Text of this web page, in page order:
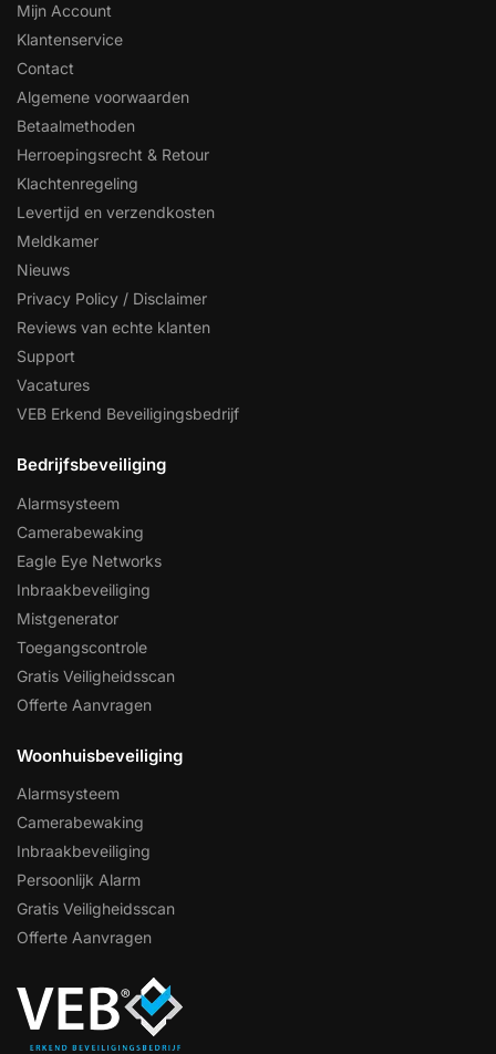
Mijn Account
Klantenservice
Contact
Algemene voorwaarden
Betaalmethoden
Herroepingsrecht & Retour
Klachtenregeling
Levertijd en verzendkosten
Meldkamer
Nieuws
Privacy Policy / Disclaimer
Reviews van echte klanten
Support
Vacatures
VEB Erkend Beveiligingsbedrijf
Bedrijfsbeveiliging
Alarmsysteem
Camerabewaking
Eagle Eye Networks
Inbraakbeveiliging
Mistgenerator
Toegangscontrole
Gratis Veiligheidsscan
Offerte Aanvragen
Woonhuisbeveiliging
Alarmsysteem
Camerabewaking
Inbraakbeveiliging
Persoonlijk Alarm
Gratis Veiligheidsscan
Offerte Aanvragen